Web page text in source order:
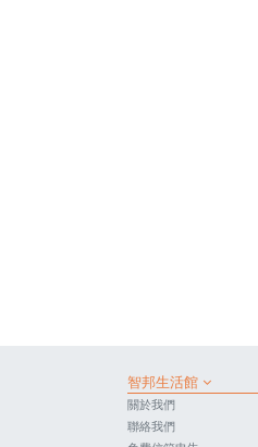
智邦生活館
關於我們
聯絡我們